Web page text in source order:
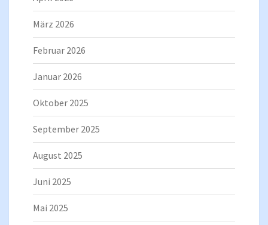
März 2026
Februar 2026
Januar 2026
Oktober 2025
September 2025
August 2025
Juni 2025
Mai 2025